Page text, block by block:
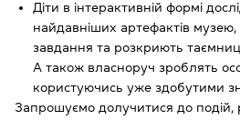
Діти в інтерактивній формі
найдавніших артефактів музею,
завдання та розкриють
А також власноруч зроблять
користуючись уже здобутими
Запрошуємо долучитися до подій,